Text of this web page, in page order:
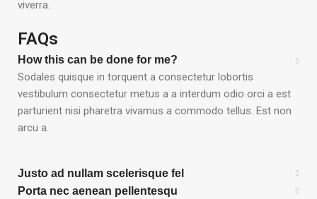
viverra.
FAQs
How this can be done for me?
Sodales quisque in torquent a consectetur lobortis
vestibulum consectetur metus a a interdum odio orci a est
parturient nisi pharetra vivamus a commodo tellus. Est non
arcu a.
Justo ad nullam scelerisque fel
Porta nec aenean pellentesqu